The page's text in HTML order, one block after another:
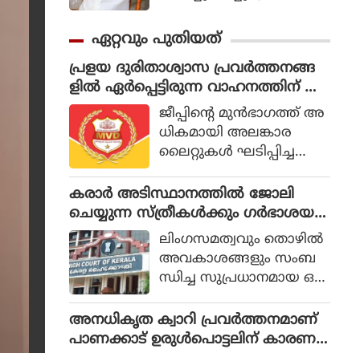
യായ തലത്തില്‍ ആ
വിഷ്‌കരിച്ചുകൊണ്ടാണ്
ഭാരതിരാജ വിപ്ലവം
തീര്‍ത്തത്.
ഏറ്റവും പുതിയത്
പ്രളയ ദുരിതാശ്വാസ പ്രവര്‍ത്തനങ്ങ
ളില്‍ ഏര്‍പ്പെട്ടിരുന്ന വാഹനത്തിന് പിഴ
ചുമത്തിയ എംവിഡി ഉദ്യോഗസ്ഥനെ
സസ്‌പെന്‍ഡ് ചെയ്തു
ജീപ്പിന്റെ മുന്‍ഭാഗത്ത് അ
ധികമായി അലങ്കാര
ലൈറ്റുകള്‍ ഘടിപ്പിച്ച
ചുമത്തിയത്. എംഎല്‍എ
യുടെ നിര്‍ദ്ദേശപ്രകാരം
യൂത്ത് കോണ്‍ഗ്രസ് ആ
ണ് പിഴത്തുക അടച്ചത്.
മെഴുവേലി സ്വ
ദേശിയുടേതാണ് ഈ
വാഹനം.
കരാര്‍ അടിസ്ഥാനത്തില്‍ ജോലി
ചെയ്യുന്ന സ്ത്രീകള്‍ക്കും ഗര്‍ഭാശയ
ശസ്ത്രക്രിയയ്ക്ക് ശമ്പള
ത്തോടുകൂടിയ അവധി അനുവദിച്ച്
കേരള ഹൈക്കോടതി
ലിംഗസമത്വവും തൊഴില്‍
അവകാശങ്ങളും സംബ
ന്ധിച്ച സുപ്രധാനമായ ഒരു
സഹായത്തോടെയുള്ള പ
ദ്ധതികളില്‍ കരാര്‍ അ
അനധികൃത ക്വാറി പ്രവര്‍ത്തനമാണ്
പാണക്കാട് ഉരുള്‍പൊട്ടലിന് കാരണ